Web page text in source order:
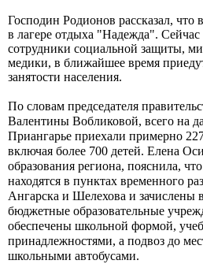
Господин Родионов рассказал,
в лагере отдыха "Надежда".
сотрудники социальной защиты,
медики, в ближайшее время
занятости населения.
По словам председателя
Валентины Вобликовой, всего на
Приангарье приехали примерно
включая более 700 детей. Елена
образования региона, пояснила,
находятся в пунктах временного
Ангарска и Шелехова и зачислены
бюджетные образовательные
обеспечены школьной формой,
принадлежностями, а подвоз до
школьными автобусами.